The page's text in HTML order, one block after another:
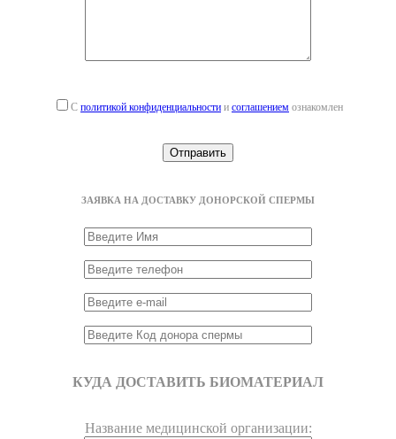
С политикой конфиденциальности и соглашением ознакомлен
ЗАЯВКА НА ДОСТАВКУ ДОНОРСКОЙ СПЕРМЫ
КУДА ДОСТАВИТЬ БИОМАТЕРИАЛ
Название медицинской организации: